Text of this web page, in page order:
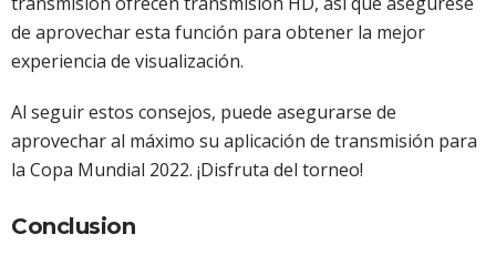
de aprovechar esta función para obtener la mejor
experiencia de visualización.
Al seguir estos consejos, puede asegurarse de
aprovechar al máximo su aplicación de transmisión para
la Copa Mundial 2022. ¡Disfruta del torneo!
Conclusion